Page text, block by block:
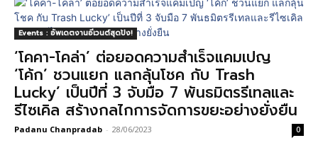
Events : อัพเดตงานอีเวนต์สุดปัง!
‘โคคา-โคล่า’ ต่อยอดความสำเร็จแคมเปญ
‘โค้ก’ ชวนแยก แลกลุ้นโชค กับ Trash
Lucky’ เป็นปีที่ 3 จับมือ 7 พันธมิตรรีเทลและ
รีไซเคิล สร้างกลไกการจัดการขยะอย่างยั่งยืน
Padanu Chanpradab - 28/06/2023 0